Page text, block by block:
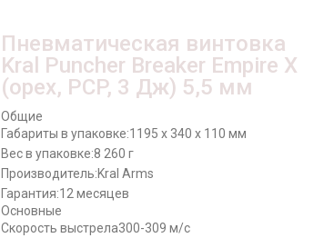
Пневматическая винтовка
Kral Puncher Breaker Empire X
(орех, PCP, 3 Дж) 5,5 мм
Общие
Габариты в упаковке:1195 x 340 x 110 мм
Вес в упаковке:8 260 г
Производитель:Kral Arms
Гарантия:12 месяцев
Основные
Скорость выстрела300-309 м/с